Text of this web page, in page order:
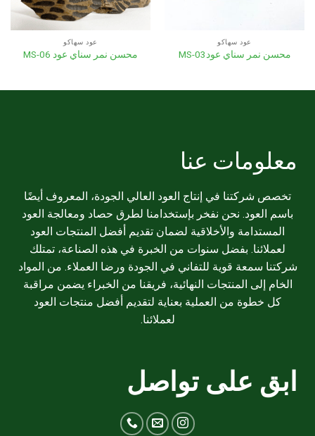
عود سهاكو
محسن نمر سناي عودMS-03
عود سهاكو
محسن نمر سناي عود MS-06
معلومات عنا
تخصص شركتنا في إنتاج العود العالي الجودة، المعروف أيضًا
باسم العود. نحن نفخر بإستخدامنا لطرق حصاد ومعالجة العود
المستدامة والأخلاقية لضمان تقديم أفضل المنتجات العود
لعملائنا. بفضل سنوات من الخبرة في هذه الصناعة، تمتلك
شركتنا سمعة قوية للتفاني في الجودة ورضا العملاء. من المواد
الخام إلى المنتجات النهائية، فريقنا من الخبراء يضمن مراقبة
كل خطوة من العملية بعناية لتقديم أفضل منتجات العود
لعملائنا.
ابق على تواصل